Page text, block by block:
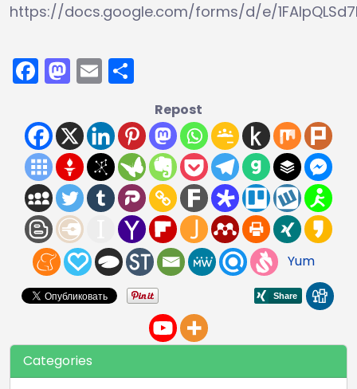
https://docs.google.com/forms/d/e/
Facebook
Mastodon
Email
Repost
Yum
Categories